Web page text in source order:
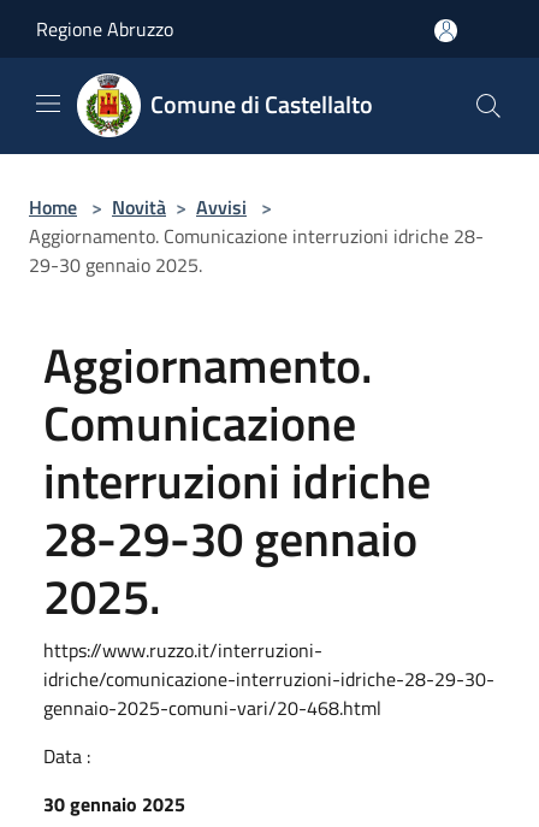
Regione Abruzzo
Comune di Castellalto
Home > Novità > Avvisi >
Aggiornamento. Comunicazione interruzioni idriche 28-
29-30 gennaio 2025.
Aggiornamento.
Comunicazione
interruzioni idriche
28-29-30 gennaio
2025.
https://www.ruzzo.it/interruzioni-
idriche/comunicazione-interruzioni-idriche-28-29-30-
gennaio-2025-comuni-vari/20-468.html
Data :
30 gennaio 2025